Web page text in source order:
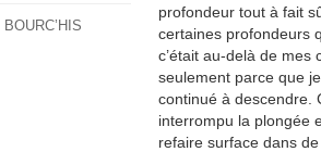
profondeur tout à fait
certaines profondeurs
c’était au-delà de mes
seulement parce que
continué à descendre.
interrompu la plongée
refaire surface dans
BOURC’HIS